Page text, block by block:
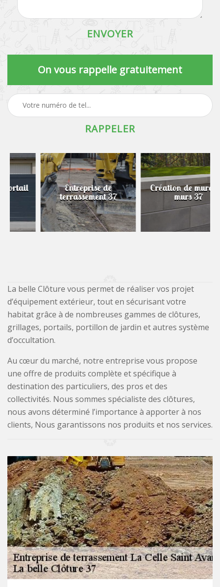
On vous rappelle gratuitement
Entreprise de
terrassement 37
Création de murets et
murs 37
La belle Clôture vous permet de réaliser vos projet
d’équipement extérieur, tout en sécurisant votre
habitat grâce à de nombreuses gammes de clôtures,
grillages, portails, portillon de jardin et autres système
d’occultation.
Au cœur du marché, notre entreprise vous propose
une offre de produits complète et spécifique à
destination des particuliers, des pros et des
collectivités. Nous sommes spécialiste des clôtures,
nous avons déterminé l’importance à apporter à nos
clients, Nous garantissons nos produits et nos services.